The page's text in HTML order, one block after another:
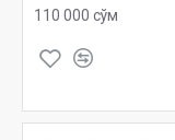
110 000 сўм